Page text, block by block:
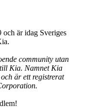
är idag Sveriges
community utan
Kia. Namnet Kia
är ett registrerat